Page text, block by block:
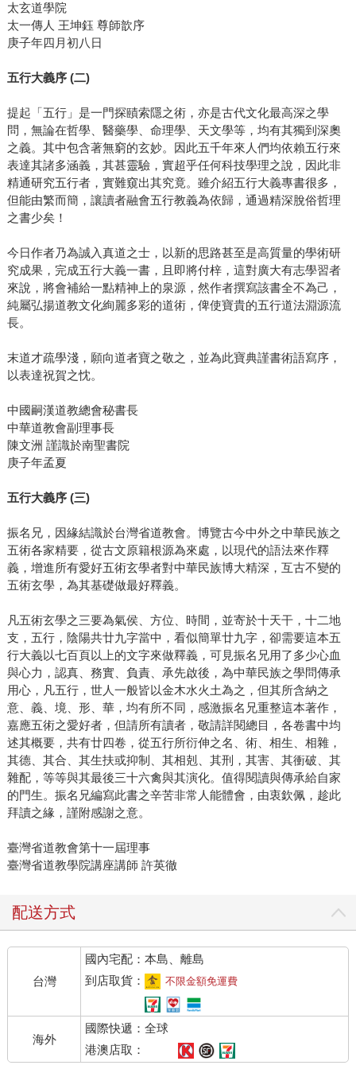
太玄道學院
太一傳人 王坤鈺 尊師歆序
庚子年四月初八日
五行大義序 (二)
提起「五行」是一門探賾索隱之術，亦是古代文化最高深之學
問，無論在哲學、醫藥學、命理學、天文學等，均有其獨到深奧
之義。其中包含著無窮的玄妙。因此五千年來人們均依賴五行來
表達其諸多涵義，其甚靈驗，實超乎任何科技學理之說，因此非
精通研究五行者，實難窺出其究竟。雖介紹五行大義專書很多，
但能由繁而簡，讓讀者融會五行教義為依歸，通過精深脫俗哲理
之書少矣！
今日作者乃為誠入真道之士，以新的思路甚至是高質量的學術研
究成果，完成五行大義一書，且即將付梓，這對廣大有志學習者
來說，將會補給一點精神上的泉源，然作者撰寫該書全不為己，
純屬弘揚道教文化絢麗多彩的道術，俾使寶貴的五行道法淵源流
長。
末道才疏學淺，願向道者寶之敬之，並為此寶典謹書術語寫序，
以表達祝賀之忱。
中國嗣漢道教總會秘書長
中華道教會副理事長
陳文洲 謹識於南聖書院
庚子年孟夏
五行大義序 (三)
振名兄，因緣結識於台灣省道教會。博覽古今中外之中華民族之
五術各家精要，從古文原籍根源為來處，以現代的語法來作釋
義，增進所有愛好五術玄學者對中華民族博大精深，互古不變的
五術玄學，為其基礎做最好釋義。
凡五術玄學之三要為氣侯、方位、時間，並寄於十天干，十二地
支，五行，陰陽共廿九字當中，看似簡單廿九字，卻需要這本五
行大義以七百頁以上的文字來做釋義，可見振名兄用了多少心血
與心力，認真、務實、負責、承先啟後，為中華民族之學問傳承
用心，凡五行，世人一般皆以金木水火土為之，但其所含納之
意、義、境、形、華，均有所不同，感激振名兄重整這本著作，
嘉應五術之愛好者，但請所有讀者，敬請詳閱總目，各卷書中均
述其概要，共有廿四卷，從五行所衍伸之名、術、相生、相雜，
其德、其合、其生扶或抑制、其相剋、其刑，其害、其衝破、其
雜配，等等與其最後三十六禽與其演化。值得閱讀與傳承給自家
的門生。振名兄編寫此書之辛苦非常人能體會，由衷欽佩，趁此
拜讀之緣，謹附感謝之意。
臺灣省道教會第十一屆理事
臺灣省道教學院講座講師 許英徹
配送方式
台灣
國內宅配：本島、離島
到店取貨：
不限金額免運費
海外
國際快遞：全球
港澳店取：